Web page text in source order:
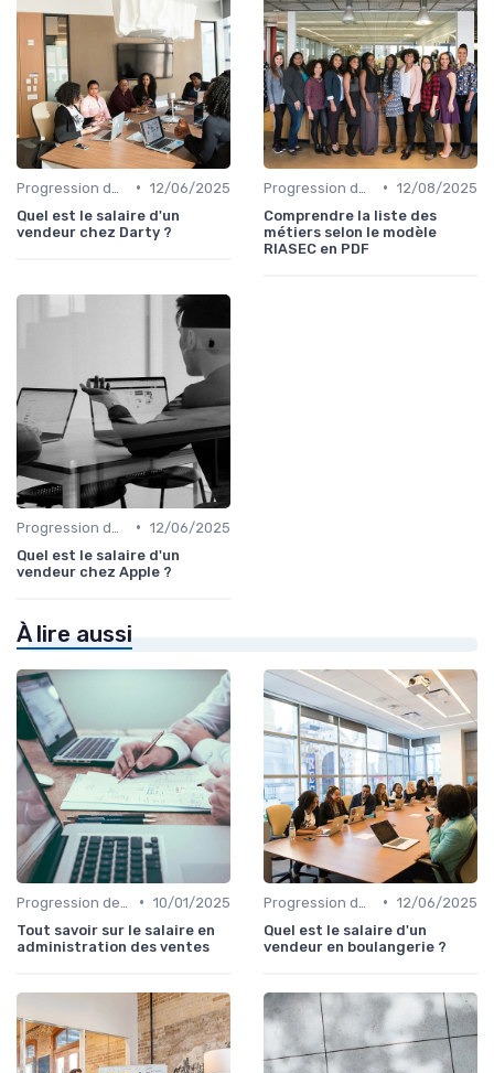
• 12/06/2025
Quel est le salaire d'un
vendeur chez Darty ?
• 12/08/2025
Comprendre la liste des
métiers selon le modèle
RIASEC en PDF
• 12/06/2025
Quel est le salaire d'un
vendeur chez Apple ?
À lire aussi
• 10/01/2025
Tout savoir sur le salaire en
administration des ventes
• 12/06/2025
Quel est le salaire d'un
vendeur en boulangerie ?